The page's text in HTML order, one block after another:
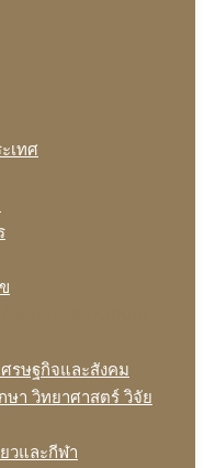
เทศ
รษฐกิจและสังคม
ษา วิทยาศาสตร์ วิจัย
วและกีฬา